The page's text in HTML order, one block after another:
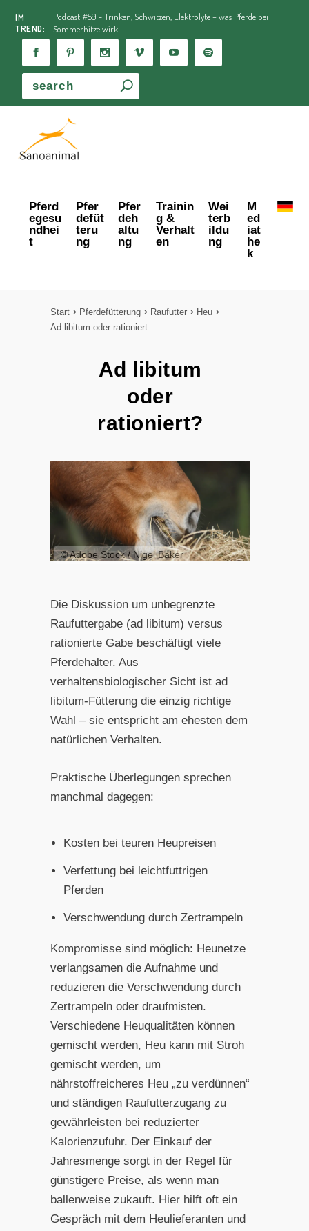
IM
TREND:
Podcast #59 - Trinken, Schwitzen, Elektrolyte – was Pferde bei
Sommerhitze wirkl...
Pferd
egesu
ndhei
t
Pfer
defüt
teru
ng
Pfer
deh
altu
ng
Trainin
g &
Verhalt
en
Wei
terb
ildu
ng
M
ed
iat
he
k
Start Pferdefütterung Raufutter
Heu
Ad libitum oder rationiert
Ad libitum
oder
rationiert?
© Adobe Stock / Nigel Baker
Die Diskussion um unbegrenzte
Raufuttergabe (ad libitum) versus
rationierte Gabe beschäftigt viele
Pferdehalter. Aus
verhaltensbiologischer Sicht ist ad
libitum-Fütterung die einzig richtige
Wahl – sie entspricht am ehesten dem
natürlichen Verhalten.
Praktische Überlegungen sprechen
manchmal dagegen:
Kosten bei teuren Heupreisen
Verfettung bei leichtfuttrigen
Pferden
Verschwendung durch Zertrampeln
Kompromisse sind möglich: Heunetze
verlangsamen die Aufnahme und
reduzieren die Verschwendung durch
Zertrampeln oder draufmisten.
Verschiedene Heuqualitäten können
gemischt werden, Heu kann mit Stroh
gemischt werden, um
nährstoffreicheres Heu „zu verdünnen“
und ständigen Raufutterzugang zu
gewährleisten bei reduzierter
Kalorienzufuhr. Der Einkauf der
Jahresmenge sorgt in der Regel für
günstigere Preise, als wenn man
ballenweise zukauft. Hier hilft oft ein
Gespräch mit dem Heulieferanten und